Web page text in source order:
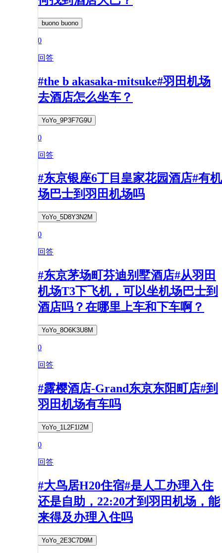
buono buono
0
回答
#the b akasaka-mitsuke#羽田机场
去酒店怎么坐车？
YoYo_9P3F7G9U
0
回答
#东京银座6丁目皇家花园酒店#有机
场巴士到羽田机场吗
YoYo_5D8Y3N2M
0
回答
#东京茅场町芬迪别墅酒店#从羽田
机场T3下飞机，可以坐机场巴士到
酒店吗？在哪里上车和下车啊？
YoYo_8O6K3U8M
0
回答
#露樱酒店-Grand东京东阳町店#到
羽田机场有车吗
YoYo_1L2F1I2M
0
回答
#大鸟居H20住宿#是人工办理入住
还是自助，22:20才到羽田机场，能
来得及办理入住吗
YoYo_2E3C7D9M